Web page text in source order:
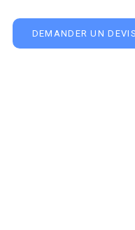
DEMANDER UN